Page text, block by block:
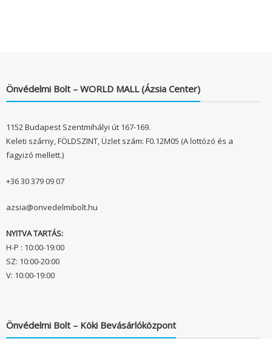
Önvédelmi Bolt – WORLD MALL (Ázsia Center)
1152 Budapest Szentmihályi út 167-169.
Keleti szárny, FÖLDSZINT, Üzlet szám: F0.12M05 (A lottózó és a
fagyizó mellett.)
+36 30 379 09 07
azsia@onvedelmibolt.hu
NYITVA TARTÁS:
H-P : 10:00-19:00
SZ: 10:00-20:00
V: 10:00-19:00
Önvédelmi Bolt – Köki Bevásárlóközpont